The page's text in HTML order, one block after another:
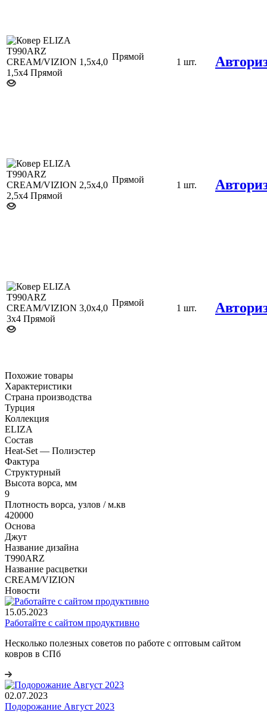
1,5х4,0
Прямой
1 шт.
2,5х4,0
Прямой
1 шт.
3,0х4,0
Прямой
1 шт.
Похожие товары
Характеристики
Страна производства
Турция
Коллекция
ELIZA
Состав
Heat-Set — Полиэстер
Фактура
Структурный
Высота ворса, мм
9
Плотность ворса, узлов / м.кв
420000
Основа
Джут
Название дизайна
T990ARZ
Название расцветки
CREAM/VIZION
Новости
15.05.2023
Работайте с сайтом продуктивно
Несколько полезных советов по работе с оптовым сайтом
ковров в СПб
02.07.2023
Подорожание Август 2023